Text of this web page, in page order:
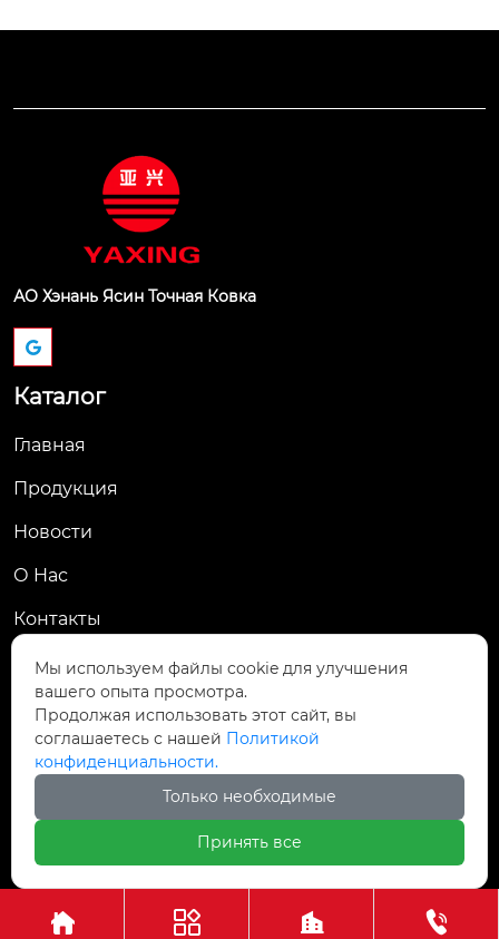
АО Хэнань Ясин Точная Ковка
Каталог
Главная
Продукция
Новости
О Hас
Контакты
Контакты

Пров. Хэнань, г. Цзяоцзо, уезд Учжи, промзона
Чжаньдянь, ул. Промышленная Средняя
+86-18237110602
Авторское право©АО Хэнань Ясин Точная Ковка
   
Мы используем файлы cookie для улучшения
вашего опыта просмотра.
Продолжая использовать этот сайт, вы
соглашаетесь с нашей Политикой
конфиденциальности.
Только необходимые
Принять все